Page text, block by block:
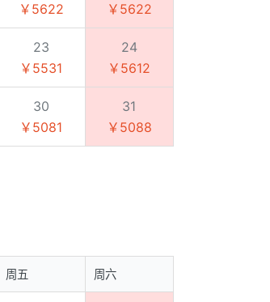
￥5622
￥5622
23
￥5531
24
￥5612
30
￥5081
31
￥5088
周五 周六